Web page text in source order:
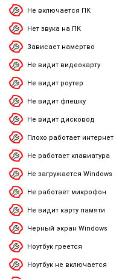
Не включается ПК
Нет звука на ПК
Зависает намертво
Не видит видеокарту
Не видит роутер
Не видит флешку
Не видит дисковод
Плохо работает интернет
Не работает клавиатура
Не загружается Windows
Не работает микрофон
Не видит карту памяти
Черный экран Windows
Ноутбук греется
Ноутбук не включается